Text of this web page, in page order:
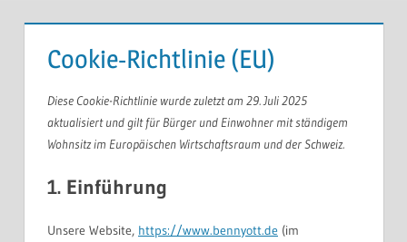
Cookie-Richtlinie (EU)
Diese Cookie-Richtlinie wurde zuletzt am 29. Juli 2025
aktualisiert und gilt für Bürger und Einwohner mit ständigem
Wohnsitz im Europäischen Wirtschaftsraum und der Schweiz.
1. Einführung
Unsere Website, https://www.bennyott.de (im